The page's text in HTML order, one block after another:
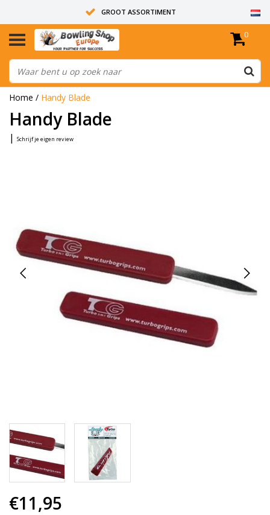
GROOT ASSORTIMENT
14 DAGEN RETOUR RECHT
ALLE BOWLINGBALLEN ZIJN ONGEBOORD
0
Home / Handy Blade
Handy Blade
| Schrijf je eigen review
€11,95